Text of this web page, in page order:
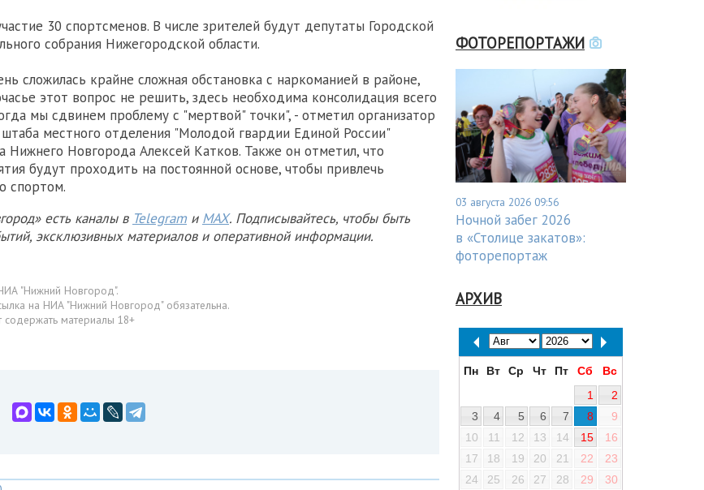
30 спортсменов. В числе зрителей будут депутаты Городской
собрания Нижегородской области.
сложилась крайне сложная обстановка с наркоманией в районе,
этот вопрос не решить, здесь необходима консолидация всего
мы сдвинем проблему с "мертвой" точки", - отметил организатор
штаба местного отделения "Молодой гвардии Единой России"
Нижнего Новгорода Алексей Катков. Также он отметил, что
будут проходить на постоянной основе, чтобы привлечь
спортом.
есть каналы в Telegram и MAX. Подписывайтесь, чтобы быть
эксклюзивных материалов и оперативной информации.
"Нижний Новгород".
на НИА "Нижний Новгород" обязательна.
материалы 18+
ФОТОРЕПОРТАЖИ
03 августа 2026 09:56
Ночной забег 2026
в «Столице закатов»:
фоторепортаж
АРХИВ
Пн Вт Ср Чт Пт Сб
Вс
1
2
3
4 5 6 7 8
9
10
11 12 13 14 15
16
17
18 19 20 21 22
23
24
25 26 27 28 29 30